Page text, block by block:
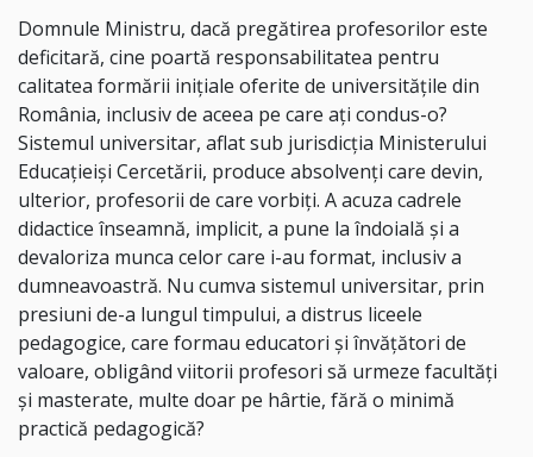
Domnule Ministru, dacă pregătirea profesorilor este
deficitară, cine poartă responsabilitatea pentru
calitatea formării inițiale oferite de universitățile din
România, inclusiv de aceea pe care ați condus-o?
Sistemul universitar, aflat sub jurisdicția Ministerului
Educațieiși Cercetării, produce absolvenți care devin,
ulterior, profesorii de care vorbiți. A acuza cadrele
didactice înseamnă, implicit, a pune la îndoială și a
devaloriza munca celor care i-au format, inclusiv a
dumneavoastră. Nu cumva sistemul universitar, prin
presiuni de-a lungul timpului, a distrus liceele
pedagogice, care formau educatori și învățători de
valoare, obligând viitorii profesori să urmeze facultăți
și masterate, multe doar pe hârtie, fără o minimă
practică pedagogică?